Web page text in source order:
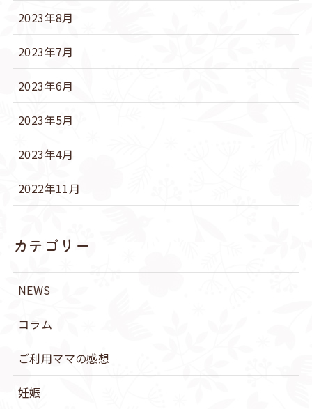
2023年8月
2023年7月
2023年6月
2023年5月
2023年4月
2022年11月
カテゴリー
NEWS
コラム
ご利用ママの感想
妊娠